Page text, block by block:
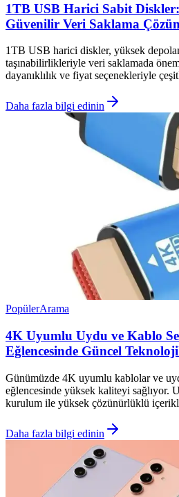
1TB USB Harici Sabit
Güvenilir Veri Saklama
1TB USB harici diskler, yüksek
taşınabilirlikleriyle veri saklamada
dayanıklılık ve fiyat seçenekleriyle
Daha fazla bilgi edinin
PopülerArama
4K Uyumlu Uydu ve Kablo
Eğlencesinde Güncel
Günümüzde 4K uyumlu kablolar ve
eğlencesinde yüksek kaliteyi sağlıyor.
kurulum ile yüksek çözünürlüklü
Daha fazla bilgi edinin